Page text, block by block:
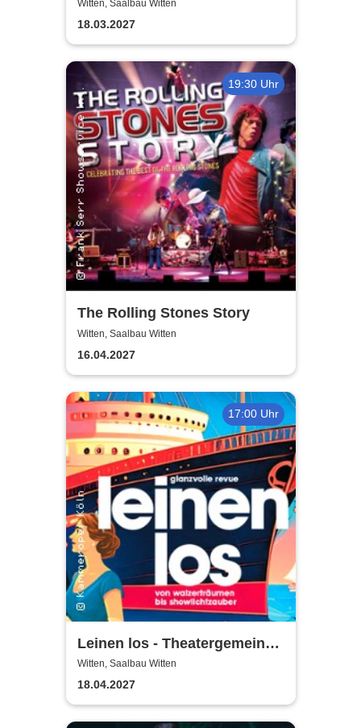
die Augen
Witten, Saalbau Witten
18.03.2027
19:30 Uhr
The Rolling Stones Story
Witten, Saalbau Witten
16.04.2027
17:00 Uhr
Leinen los - Theatergemeinde
Volksbühne Witten
Witten, Saalbau Witten
18.04.2027